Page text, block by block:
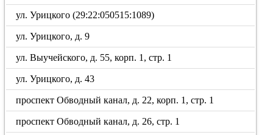
ул. Урицкого (29:22:050515:1089)
ул. Урицкого, д. 9
ул. Выучейского, д. 55, корп. 1, стр. 1
ул. Урицкого, д. 43
проспект Обводный канал, д. 22, корп. 1, стр. 1
проспект Обводный канал, д. 26, стр. 1